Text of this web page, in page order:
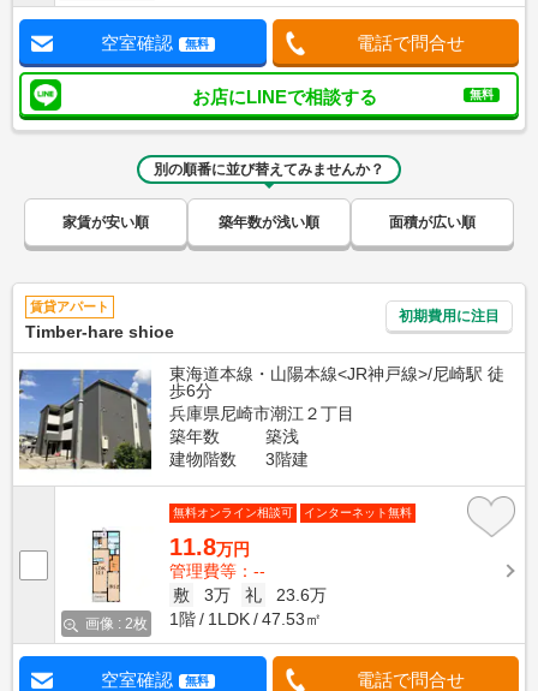
空室確認 無料 電話で問合せ
お店にLINEで相談する 無料
別の順番に並び替えてみませんか？
家賃が安い順 築年数が浅い順 面積が広い順
賃貸アパート
Timber-hare shioe
初期費用に注目
東海道本線・山陽本線<JR神戸線>/尼崎駅 徒
歩6分
兵庫県尼崎市潮江２丁目
築年数
築浅
建物階数
3階建
画像 : 2枚
無料オンライン相談可 インターネット無料
11.8万円
管理費等：--
敷
3万 礼
23.6万
1階
1LDK 47.53㎡
空室確認 無料 電話で問合せ